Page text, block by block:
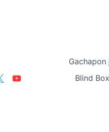
Gachapon
Blind